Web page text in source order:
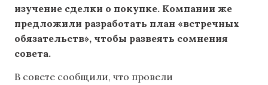
изучение сделки о покупке. Компании же
предложили разработать план «встречных
обязательств», чтобы развеять сомнения
совета.
В совете сообщили, что провели